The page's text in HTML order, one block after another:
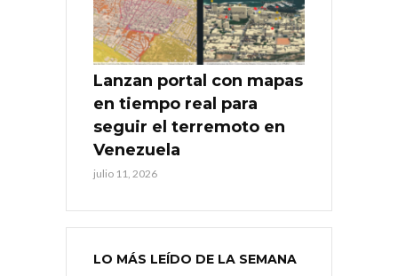
Lanzan portal con mapas
en tiempo real para
seguir el terremoto en
Venezuela
julio 11, 2026
LO MÁS LEÍDO DE LA SEMANA